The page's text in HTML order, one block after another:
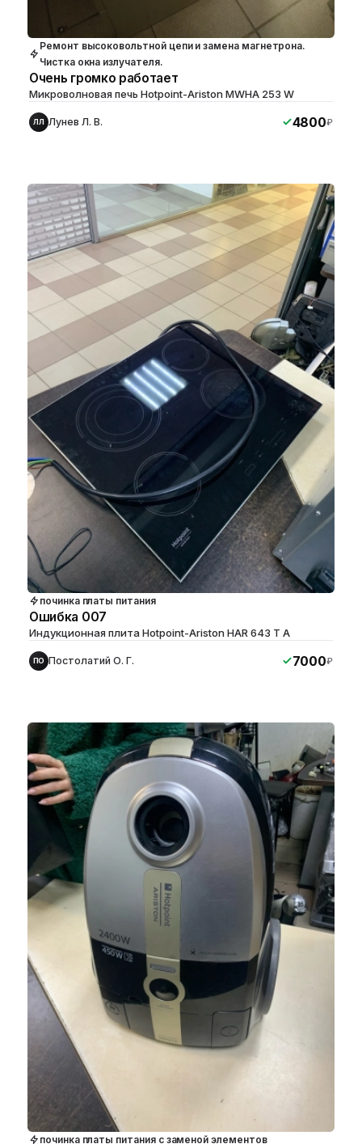
Ремонт высоковольтной цепи и замена магнетрона.
Чистка окна излучателя.
Очень громко работает
Микроволновая печь Hotpoint-Ariston MWHA 253 W
ЛЛ Лунев Л. В. 4800₽
починка платы питания
Ошибка 007
Индукционная плита Hotpoint-Ariston HAR 643 T A
ПО Постолатий О. Г. 7000₽
починка платы питания с заменой элементов